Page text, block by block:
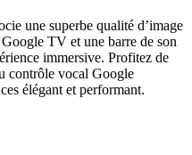
une superbe qualité d’image
TV et une barre de son
immersive. Profitez de
contrôle vocal Google
élégant et performant.